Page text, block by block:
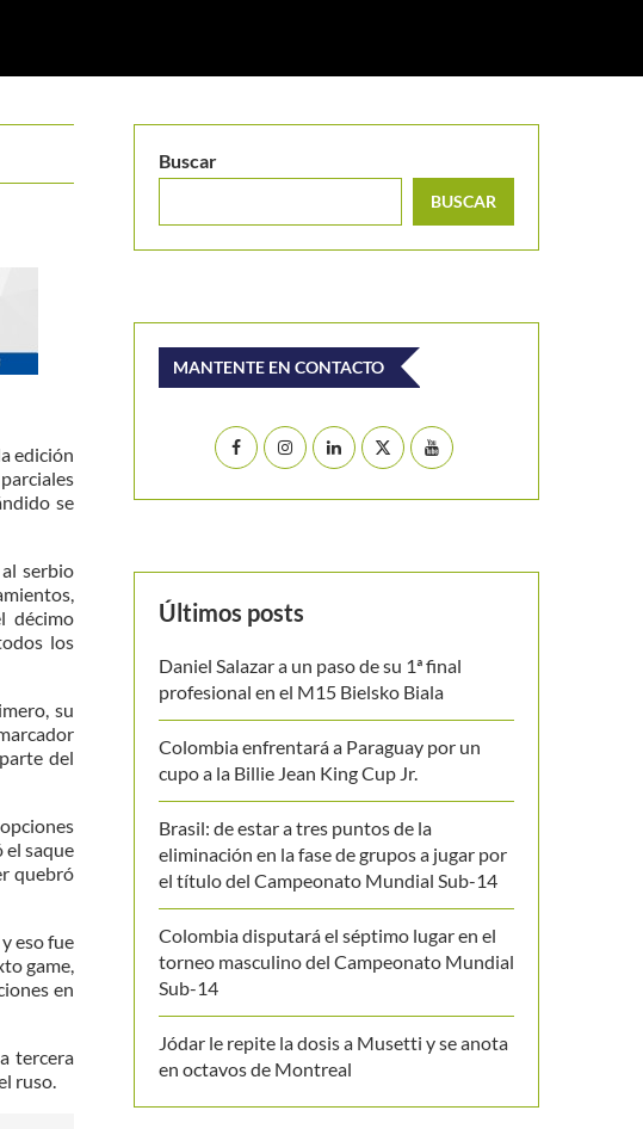
edición
se
serbio
décimo
los
su
del
el saque
quebró
eso fue
game,
en
tercera
ruso.
Buscar
BUSCAR
MANTENTE EN CONTACTO
Últimos posts
Daniel Salazar a un paso de su 1ª final
profesional en el M15 Bielsko Biala
Colombia enfrentará a Paraguay por un
cupo a la Billie Jean King Cup Jr.
Brasil: de estar a tres puntos de la
eliminación en la fase de grupos a jugar por
el título del Campeonato Mundial Sub-14
Colombia disputará el séptimo lugar en el
torneo masculino del Campeonato Mundial
Sub-14
Jódar le repite la dosis a Musetti y se anota
en octavos de Montreal